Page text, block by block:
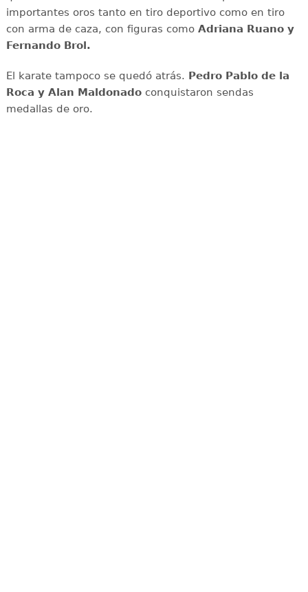
importantes oros tanto en tiro deportivo como en tiro
con arma de caza, con figuras como Adriana Ruano y
Fernando Brol.
El karate tampoco se quedó atrás. Pedro Pablo de la
Roca y Alan Maldonadoconquistaron sendas
medallas de oro.